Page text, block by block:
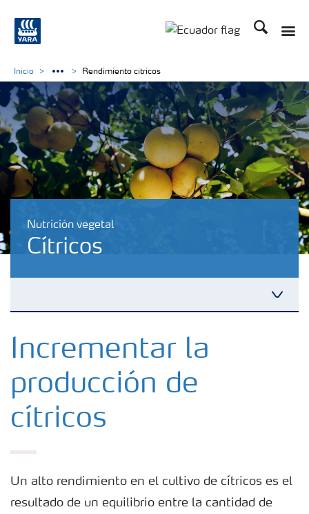
Buscar
Nutrición vegetal
Cítricos
Portafolio de Agricultura Digital
Almacenaje y manejo de fertilizantes
Inicio Rendimiento citricos
Incrementar la
producción de
cítricos
Un alto rendimiento en el cultivo de cítricos es el
resultado de un equilibrio entre la cantidad de